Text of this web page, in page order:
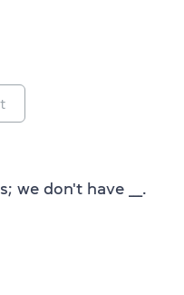
don't have ___.